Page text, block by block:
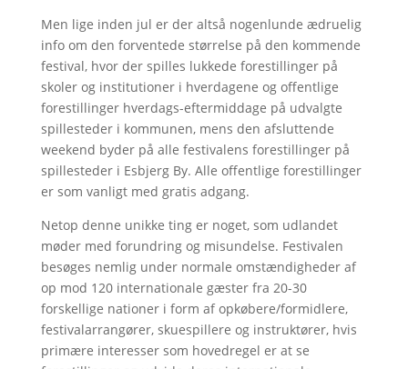
Men lige inden jul er der altså nogenlunde ædruelig
info om den forventede størrelse på den kommende
festival, hvor der spilles lukkede forestillinger på
skoler og institutioner i hverdagene og offentlige
forestillinger hverdags-eftermiddage på udvalgte
spillesteder i kommunen, mens den afsluttende
weekend byder på alle festivalens forestillinger på
spillesteder i Esbjerg By. Alle offentlige forestillinger
er som vanligt med gratis adgang.
Netop denne unikke ting er noget, som udlandet
møder med forundring og misundelse. Festivalen
besøges nemlig under normale omstændigheder af
op mod 120 internationale gæster fra 20-30
forskellige nationer i form af opkøbere/formidlere,
festivalarrangører, skuespillere og instruktører, hvis
primære interesser som hovedregel er at se